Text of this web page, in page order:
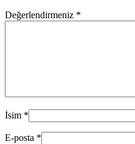
Değerlendirmeniz *
İsim *
E-posta *